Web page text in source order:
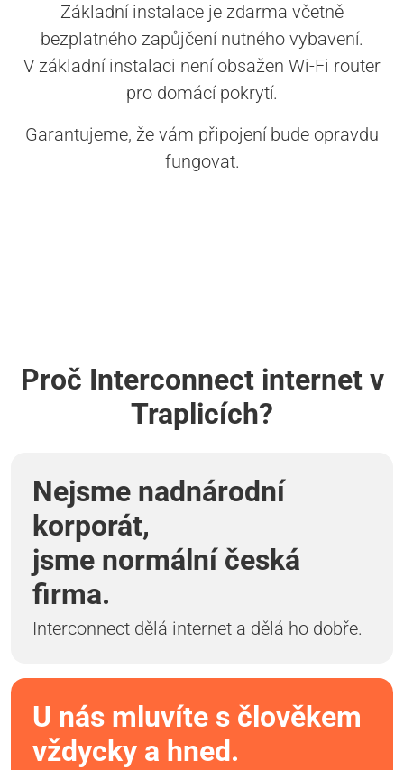
Základní instalace je zdarma včetně
bezplatného zapůjčení nutného vybavení.
V základní instalaci není obsažen Wi-Fi router
pro domácí pokrytí.
Garantujeme, že vám připojení bude opravdu
fungovat.
Proč Interconnect internet v
Traplicích?
Nejsme nadnárodní
korporát,
jsme normální česká
firma.
Interconnect dělá internet a dělá ho dobře.
U nás mluvíte s člověkem
vždycky a hned.